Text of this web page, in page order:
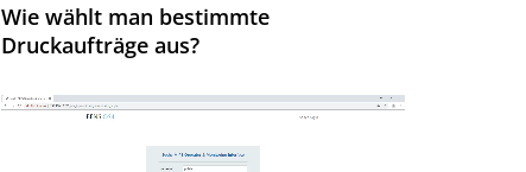
Wie wählt man bestimmte
Druckaufträge aus?